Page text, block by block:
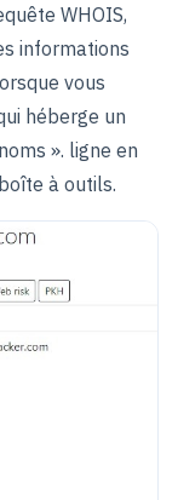
WHOIS,
informations
vous
héberge un
». ligne en
à outils.